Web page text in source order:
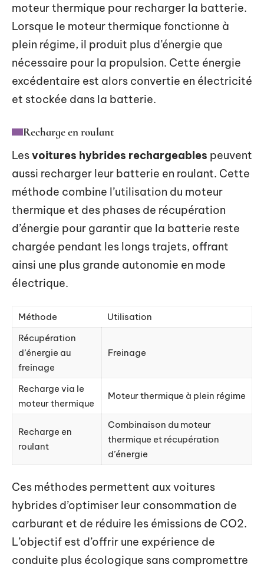
moteur thermique pour recharger la batterie.
Lorsque le moteur thermique fonctionne à
plein régime, il produit plus d’énergie que
nécessaire pour la propulsion. Cette énergie
excédentaire est alors convertie en électricité
et stockée dans la batterie.
Recharge en roulant
Lesvoitures hybrides rechargeables peuvent
aussi recharger leur batterie en roulant. Cette
méthode combine l’utilisation du moteur
thermique et des phases de récupération
d’énergie pour garantir que la batterie reste
chargée pendant les longs trajets, offrant
ainsi une plus grande autonomie en mode
électrique.
Méthode
Utilisation
Récupération
d’énergie au
freinage
Freinage
Recharge via le
moteur thermique
Moteur thermique à plein régime
Recharge en
roulant
Combinaison du moteur
thermique et récupération
d’énergie
Ces méthodes permettent aux voitures
hybrides d’optimiser leur consommation de
carburant et de réduire les émissions de CO2.
L’objectif est d’offrir une expérience de
conduite plus écologique sans compromettre